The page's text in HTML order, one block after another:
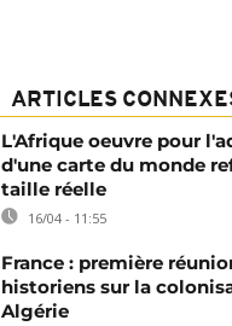
ARTICLES
L'Afrique oeuvre pour
d'une carte du monde
taille réelle
16/04 - 11:55
France : première
historiens sur la
Algérie